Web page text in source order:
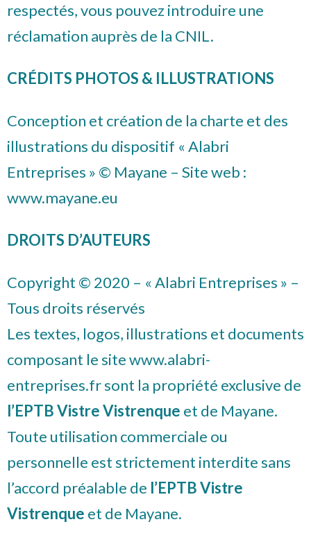
respectés, vous pouvez introduire une
réclamation auprès de la CNIL.
CRÉDITS PHOTOS & ILLUSTRATIONS
Conception et création de la charte et des
illustrations du dispositif « Alabri
Entreprises » © Mayane – Site web :
www.mayane.eu
DROITS D’AUTEURS
Copyright © 2020 – « Alabri Entreprises » –
Tous droits réservés
Les textes, logos, illustrations et documents
composant le site www.alabri-
entreprises.fr sont la propriété exclusive de
l’EPTB Vistre Vistrenque et de Mayane.
Toute utilisation commerciale ou
personnelle est strictement interdite sans
l’accord préalable de l’EPTB Vistre
Vistrenque et de Mayane.